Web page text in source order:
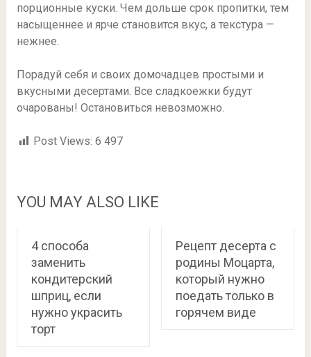
порционные куски. Чем дольше срок пропитки, тем
насыщеннее и ярче становится вкус, а текстура —
нежнее.
Порадуй себя и своих домочадцев простыми и
вкусными десертами. Все сладкоежки будут
очарованы! Остановиться невозможно.
Post Views: 6 497
YOU MAY ALSO LIKE
4 способа
заменить
кондитерский
шприц, если
нужно украсить
торт
Рецепт десерта с
родины Моцарта,
который нужно
поедать только в
горячем виде